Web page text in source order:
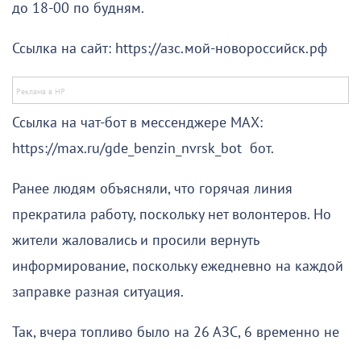
до 18-00 по будням.
Ссылка на сайт: https://азс.мой-новороссийск.рф
Ссылка на чат-бот в мессенджере МАХ:
https://max.ru/gde_benzin_nvrsk_bot бот.
Ранее людям объясняли, что горячая линия
прекратила работу, поскольку нет волонтеров. Но
жители жаловались и просили вернуть
информирование, поскольку ежедневно на каждой
заправке разная ситуация.
Так, вчера топливо было на 26 АЗС, 6 временно не